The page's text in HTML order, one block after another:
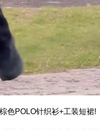
色POLO针织衫+工装短裙!